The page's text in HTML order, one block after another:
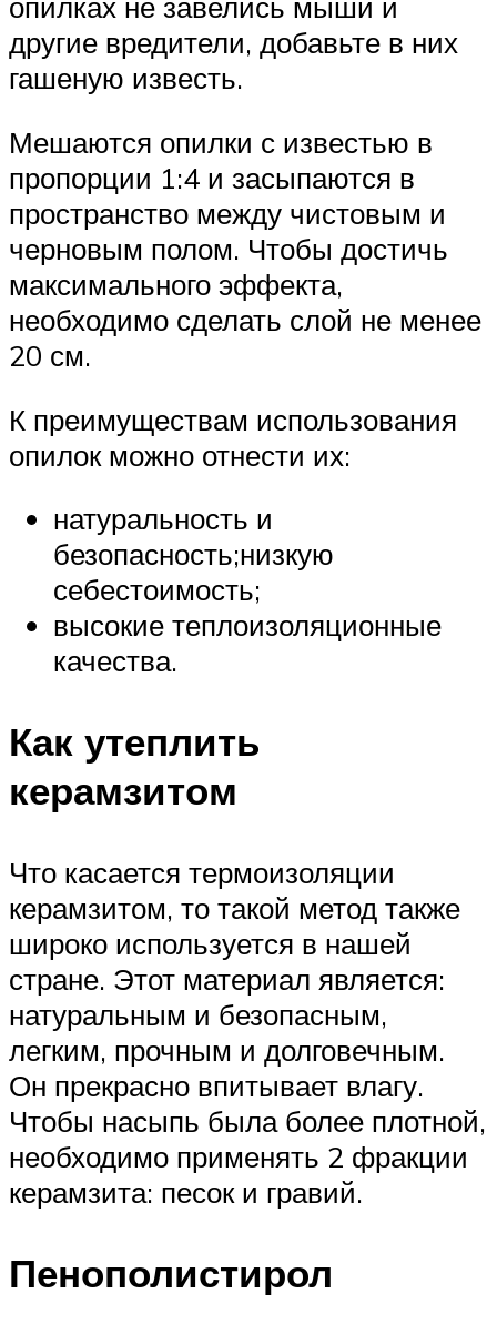
опилках не завелись мыши и
другие вредители, добавьте в них
гашеную известь.
Мешаются опилки с известью в
пропорции 1:4 и засыпаются в
пространство между чистовым и
черновым полом. Чтобы достичь
максимального эффекта,
необходимо сделать слой не менее
20 см.
К преимуществам использования
опилок можно отнести их:
натуральность и
безопасность;низкую
себестоимость;
высокие теплоизоляционные
качества.
Как утеплить
керамзитом
Что касается термоизоляции
керамзитом, то такой метод также
широко используется в нашей
стране. Этот материал является:
натуральным и безопасным,
легким, прочным и долговечным.
Он прекрасно впитывает влагу.
Чтобы насыпь была более плотной,
необходимо применять 2 фракции
керамзита: песок и гравий.
Пенополистирол